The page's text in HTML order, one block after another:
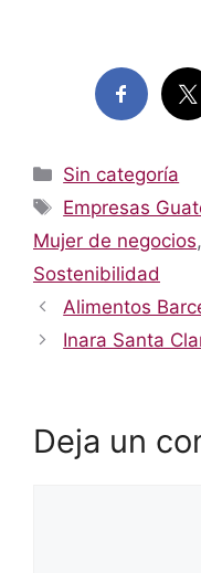
Categorías
Sin categoría
Etiquetas
Empresas
Mujer de negocios,
Sostenibilidad
Alimentos
Inara Santa
Deja un